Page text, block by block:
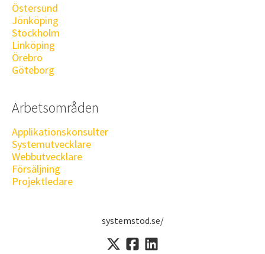
Östersund
Jönköping
Stockholm
Linköping
Örebro
Göteborg
Arbetsområden
Applikationskonsulter
Systemutvecklare
Webbutvecklare
Försäljning
Projektledare
systemstod.se/